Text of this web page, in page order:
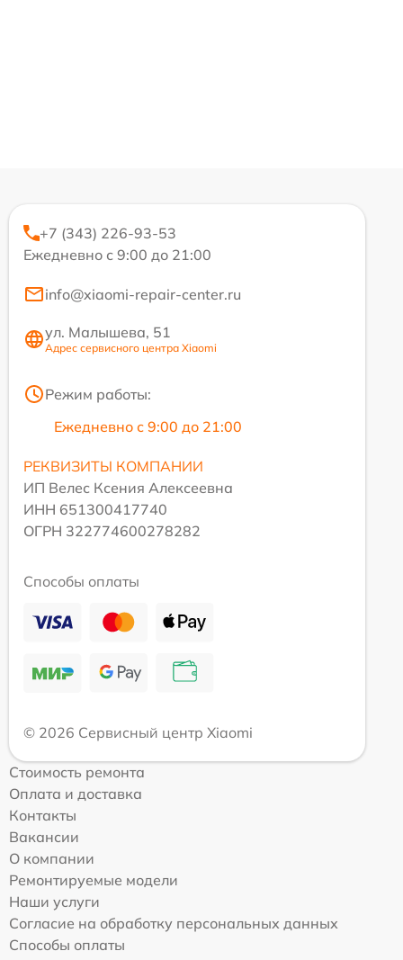
+7 (343) 226-93-53
Ежедневно с 9:00 до 21:00
info@xiaomi-repair-center.ru
ул. Малышева, 51
Адрес сервисного центра Xiaomi
Режим работы:
Ежедневно с 9:00 до 21:00
РЕКВИЗИТЫ КОМПАНИИ
ИП Велес Ксения Алексеевна
ИНН 651300417740
ОГРН 322774600278282
Способы оплаты
© 2026 Сервисный центр Xiaomi
Стоимость ремонта
Оплата и доставка
Контакты
Вакансии
О компании
Ремонтируемые модели
Наши услуги
Согласие на обработку персональных данных
Способы оплаты